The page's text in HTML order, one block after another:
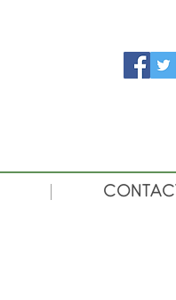
CONTACT